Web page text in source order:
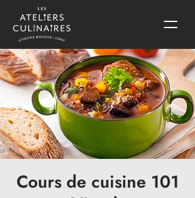
Cours de cuisine 101